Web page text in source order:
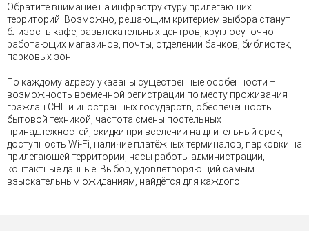
Обратите внимание на инфраструктуру прилегающих
территорий. Возможно, решающим критерием выбора станут
близость кафе, развлекательных центров, круглосуточно
работающих магазинов, почты, отделений банков, библиотек,
парковых зон.
По каждому адресу указаны существенные особенности –
возможность временной регистрации по месту проживания
граждан СНГ и иностранных государств, обеспеченность
бытовой техникой, частота смены постельных
принадлежностей, скидки при вселении на длительный срок,
доступность Wi-Fi, наличие платёжных терминалов, парковки на
прилегающей территории, часы работы администрации,
контактные данные. Выбор, удовлетворяющий самым
взыскательным ожиданиям, найдётся для каждого.